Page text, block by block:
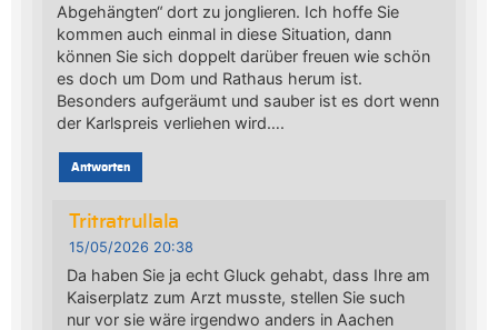
Abgehängten“ dort zu jonglieren. Ich hoffe Sie
kommen auch einmal in diese Situation, dann
können Sie sich doppelt darüber freuen wie schön
es doch um Dom und Rathaus herum ist.
Besonders aufgeräumt und sauber ist es dort wenn
der Karlspreis verliehen wird….
Antworten
Tritratrullala
15/05/2026 20:38
Da haben Sie ja echt Gluck gehabt, dass Ihre am
Kaiserplatz zum Arzt musste, stellen Sie such
nur vor sie wäre irgendwo anders in Aachen